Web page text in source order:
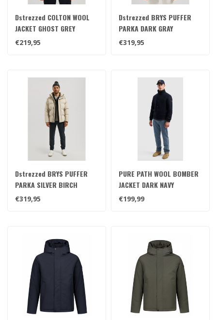
Dstrezzed COLTON WOOL
JACKET GHOST GREY
€219,95
Dstrezzed BRYS PUFFER
PARKA DARK GRAY
€319,95
Dstrezzed BRYS PUFFER
PARKA SILVER BIRCH
€319,95
PURE PATH WOOL BOMBER
JACKET DARK NAVY
€199,99